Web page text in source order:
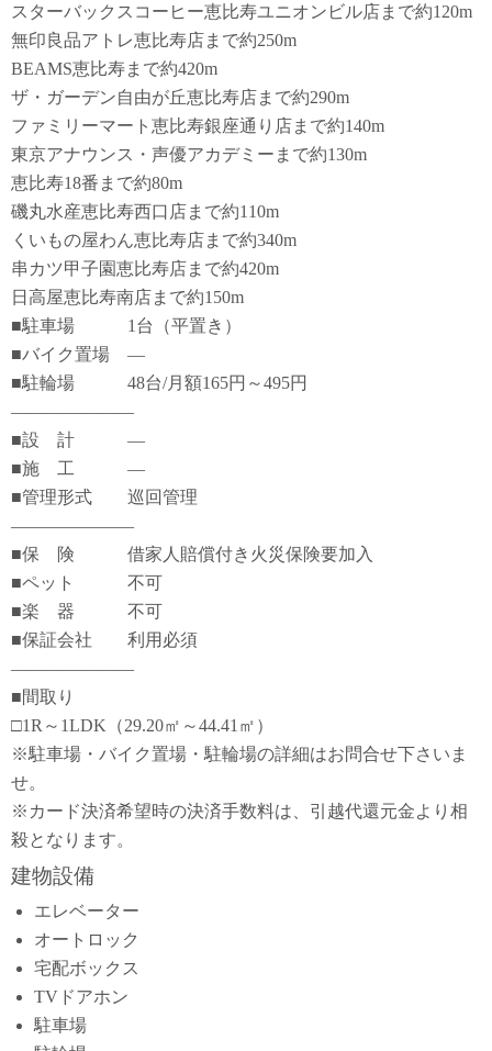
スターバックスコーヒー恵比寿ユニオンビル店まで約120m
無印良品アトレ恵比寿店まで約250m
BEAMS恵比寿まで約420m
ザ・ガーデン自由が丘恵比寿店まで約290m
ファミリーマート恵比寿銀座通り店まで約140m
東京アナウンス・声優アカデミーまで約130m
恵比寿18番まで約80m
磯丸水産恵比寿西口店まで約110m
くいもの屋わん恵比寿店まで約340m
串カツ甲子園恵比寿店まで約420m
日高屋恵比寿南店まで約150m
■駐車場 1台（平置き）
■バイク置場 ―
■駐輪場 48台/月額165円～495円
―――――――
■設 計 ―
■施 工 ―
■管理形式 巡回管理
―――――――
■保 険 借家人賠償付き火災保険要加入
■ペット 不可
■楽 器 不可
■保証会社 利用必須
―――――――
■間取り
□1R～1LDK（29.20㎡～44.41㎡）
※駐車場・バイク置場・駐輪場の詳細はお問合せ下さいま
せ。
※カード決済希望時の決済手数料は、引越代還元金より相
殺となります。
建物設備
エレベーター
オートロック
宅配ボックス
TVドアホン
駐車場